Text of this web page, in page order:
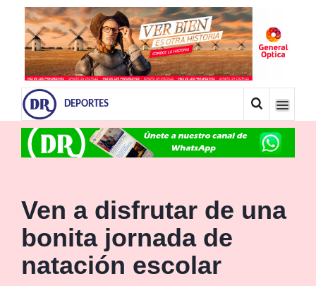
DEPORTES
Ven a disfrutar de una
bonita jornada de
natación escolar